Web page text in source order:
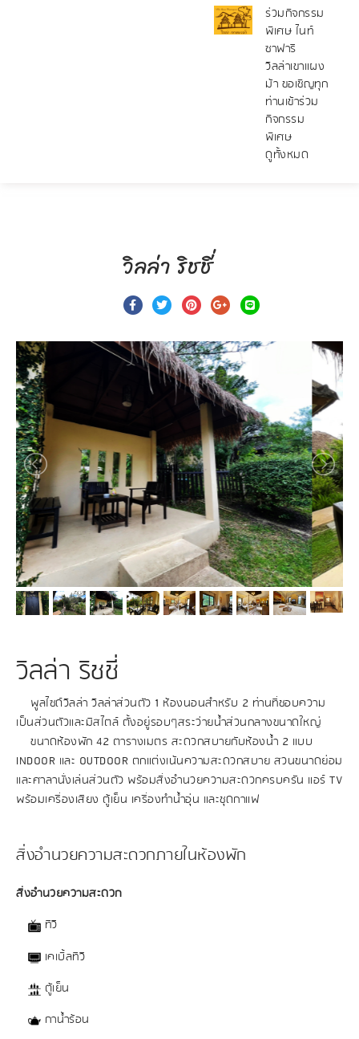
ร่วมกิจกรรม
พิเศษ ไนท์
ซาฟารี
วิลล่าเขาแผง
ม้า ขอเชิญทุก
ท่านเข้าร่วม
กิจกรรม
พิเศษ
ดูทั้งหมด
วิลล่า ริชชี่
วิลล่า ริชชี่
พูลไซด์วิลล่า วิลล่าส่วนตัว 1 ห้องนอนสำหรับ 2 ท่านที่ชอบความ
เป็นส่วนตัวและมีสไตล์ ตั้งอยู่รอบๆสระว่ายน้ำส่วนกลางขนาดใหญ่
ขนาดห้องพัก 42 ตารางเมตร สะดวกสบายกับห้องน้ำ 2 แบบ
INDOOR และ OUTDOOR ตกแต่งเน้นความสะดวกสบาย สวนขนาดย่อม
และศาลานั่งเล่นส่วนตัว พร้อมสิ่งอำนวยความสะดวกครบครัน แอร์ TV
พร้อมเครื่องเสียง ตู้เย็น เครื่องทำน้ำอุ่น และชุดกาแฟ
สิ่งอำนวยความสะดวกภายในห้องพัก
สิ่งอำนวยความสะดวก
ทีวี
เคเบิ้ลทีวี
ตู้เย็น
กาน้ำร้อน